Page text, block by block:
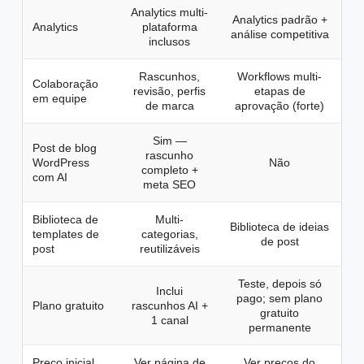
Analytics
Analytics multi-
plataforma
inclusos
Analytics padrão +
análise competitiva
Colaboração
em equipe
Rascunhos,
revisão, perfis
de marca
Workflows multi-
etapas de
aprovação (forte)
Post de blog
WordPress
com AI
Sim —
rascunho
completo +
meta SEO
Não
Biblioteca de
templates de
post
Multi-
categorias,
reutilizáveis
Biblioteca de ideias
de post
Plano gratuito
Inclui
rascunhos AI +
1 canal
Teste, depois só
pago; sem plano
gratuito
permanente